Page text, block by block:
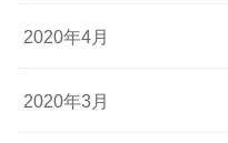
2020年4月
2020年3月